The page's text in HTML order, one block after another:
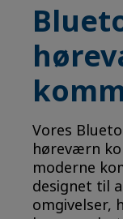
Vores
høreværn
moderne
designet til
omgivelser,